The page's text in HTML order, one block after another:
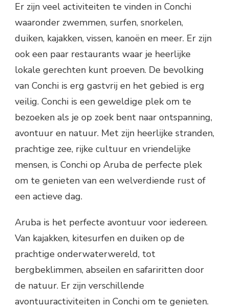
Er zijn veel activiteiten te vinden in Conchi
waaronder zwemmen, surfen, snorkelen,
duiken, kajakken, vissen, kanoën en meer. Er zijn
ook een paar restaurants waar je heerlijke
lokale gerechten kunt proeven. De bevolking
van Conchi is erg gastvrij en het gebied is erg
veilig. Conchi is een geweldige plek om te
bezoeken als je op zoek bent naar ontspanning,
avontuur en natuur. Met zijn heerlijke stranden,
prachtige zee, rijke cultuur en vriendelijke
mensen, is Conchi op Aruba de perfecte plek
om te genieten van een welverdiende rust of
een actieve dag.
Aruba is het perfecte avontuur voor iedereen.
Van kajakken, kitesurfen en duiken op de
prachtige onderwaterwereld, tot
bergbeklimmen, abseilen en safariritten door
de natuur. Er zijn verschillende
avontuuractiviteiten in Conchi om te genieten.